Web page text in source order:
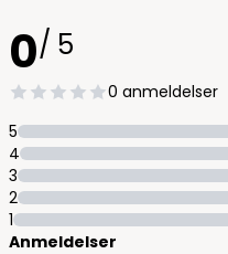
0/ 5
0 anmeldelser
5
4
3
2
1
Anmeldelser